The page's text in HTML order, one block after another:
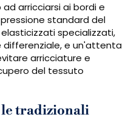
arricciarsi ai bordi e
standard del
specializzati,
differenziale, e un'attenta
arricciature e
del tessuto
le tradizionali